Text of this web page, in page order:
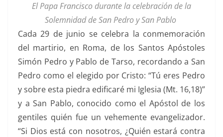
El Papa Francisco durante la celebración de la
Solemnidad de San Pedro y San Pablo
Cada 29 de junio se celebra la conmemoración
del martirio, en Roma, de los Santos Apóstoles
Simón Pedro y Pablo de Tarso, recordando a San
Pedro como el elegido por Cristo: “Tú eres Pedro
y sobre esta piedra edificaré mi Iglesia (Mt. 16,18)”
y a San Pablo, conocido como el Apóstol de los
gentiles quién fue un vehemente evangelizador.
“Si Dios está con nosotros, ¿Quién estará contra